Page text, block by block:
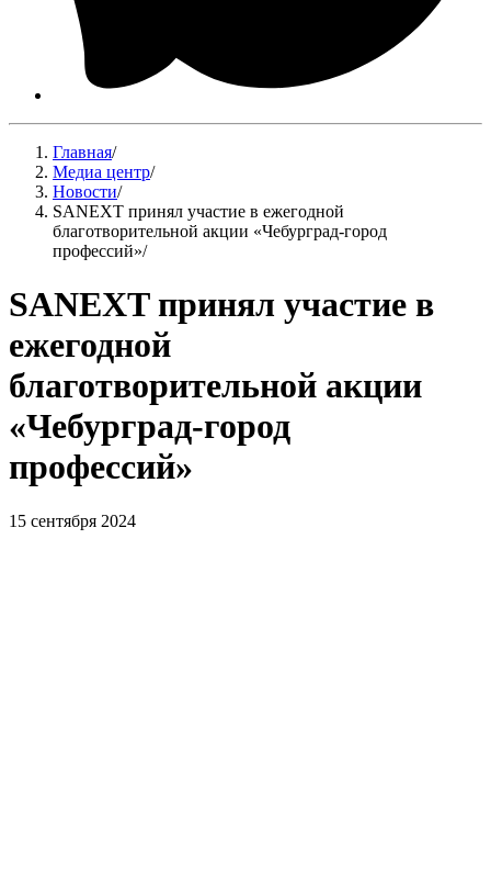
Главная/
Медиа центр/
Новости/
SANEXT принял участие в ежегодной
благотворительной акции «Чебурград-город
профессий»/
SANEXT принял участие в
ежегодной
благотворительной акции
«Чебурград-город
профессий»
15 сентября 2024